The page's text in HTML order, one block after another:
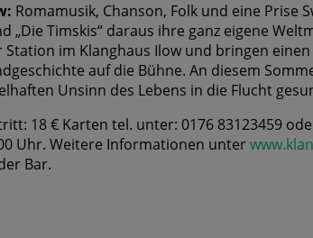
Romamusik, Chanson, Folk und eine Prise
„Die Timskis“ daraus ihre ganz eigene
Station im Klanghaus Ilow und bringen
auf die Bühne. An diesem
Unsinn des Lebens in die Flucht
18 € Karten tel. unter: 0176 83123459
Uhr. Weitere Informationen unter
Bar.